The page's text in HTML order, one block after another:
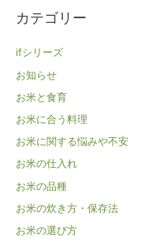
象
カテゴリー
ifシリーズ
お知らせ
お米と食育
お米に合う料理
お米に関する悩みや不安
お米の仕入れ
お米の品種
お米の炊き方・保存法
お米の選び方